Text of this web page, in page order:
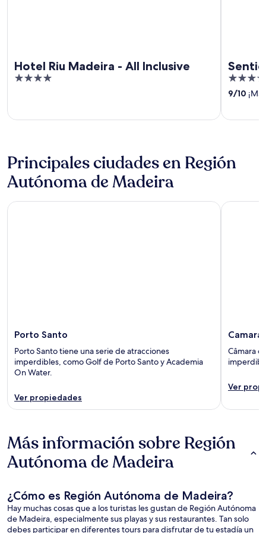
Hotel Riu Madeira - All Inclusive
4
5
4
out
5
9/10
Principales ciudades en Región
Autónoma de Madeira
Porto Santo
Porto Santo tiene una serie de atracciones
imperdibles, como Golf de Porto Santo y Academia
On Water.
Ver propiedades
Porto Santo
Camara
Câmara
Ver
Camara
Más información sobre Región
Autónoma de Madeira
¿Cómo es Región Autónoma de Madeira?
Hay muchas cosas que a los turistas les gustan de Región Autónoma
de Madeira, especialmente sus playas y sus restaurantes. Tan solo
debes participar en diferentes tours para disfrutar de tu estadía un